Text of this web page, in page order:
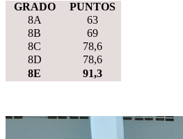
GRADO
PUNTOS
8A
63
8B
69
8C
78,6
8D
78,6
8E
91,3